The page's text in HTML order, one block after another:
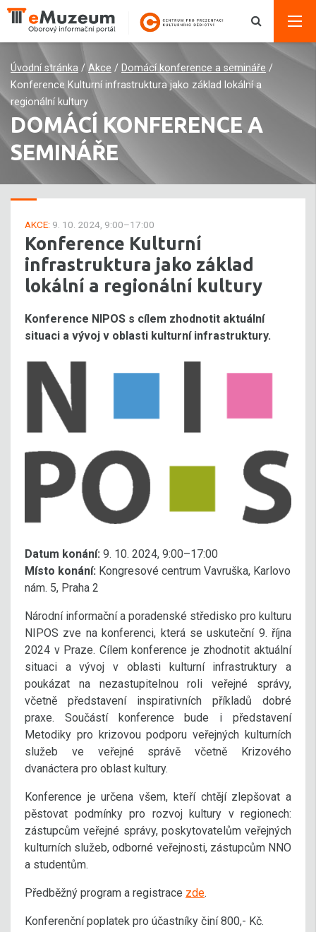
Úvodní stránka / Akce / Domácí konference a semináře /
Konference Kulturní infrastruktura jako základ lokální a
regionální kultury
DOMÁCÍ KONFERENCE A
SEMINÁŘE
AKCE: 9. 10. 2024, 9:00–17:00
Konference Kulturní
infrastruktura jako základ
lokální a regionální kultury
Konference NIPOS s cílem zhodnotit aktuální
situaci a vývoj v oblasti kulturní infrastruktury.
Datum konání: 9. 10. 2024, 9:00–17:00
Místo konání: Kongresové centrum Vavruška, Karlovo
nám. 5, Praha 2
Národní informační a poradenské středisko pro kulturu
NIPOS zve na konferenci, která se uskuteční 9. října
2024 v Praze. Cílem konference je zhodnotit aktuální
situaci a vývoj v oblasti kulturní infrastruktury a
poukázat na nezastupitelnou roli veřejné správy,
včetně představení inspirativních příkladů dobré
praxe. Součástí konference bude i představení
Metodiky pro krizovou podporu veřejných kulturních
služeb ve veřejné správě včetně Krizového
dvanáctera pro oblast kultury.
Konference je určena všem, kteří chtějí zlepšovat a
pěstovat podmínky pro rozvoj kultury v regionech:
zástupcům veřejné správy, poskytovatelům veřejných
kulturních služeb, odborné veřejnosti, zástupcům NNO
a studentům.
Předběžný program a registrace zde.
Konferenční poplatek pro účastníky činí 800,- Kč.